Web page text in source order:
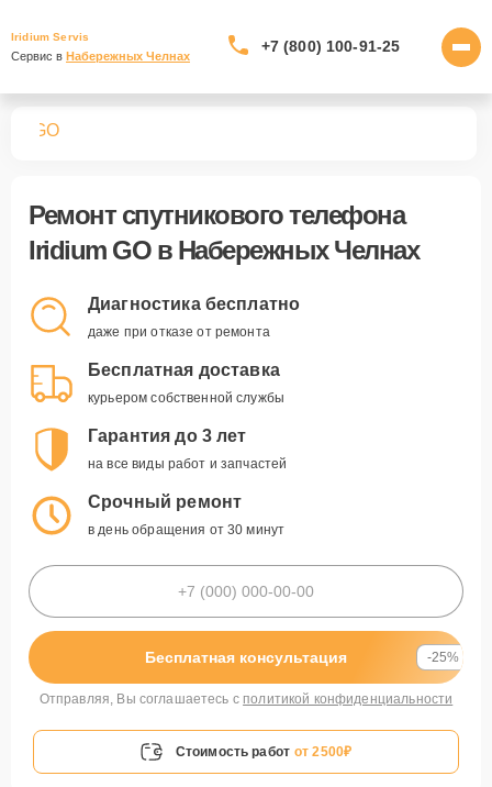
Iridium Servis
Сервис в Набережных Челнах
+7 (800) 100-91-25
GO
Ремонт спутникового телефона
Iridium GOв Набережных Челнах
Диагностика бесплатно
даже при отказе от ремонта
Бесплатная доставка
курьером собственной службы
Гарантия до 3 лет
на все виды работ и запчастей
Срочный ремонт
в день обращения от 30 минут
Бесплатная консультация -25%
Отправляя, Вы соглашаетесь с политикой конфиденциальности
Стоимость работ от 2500₽